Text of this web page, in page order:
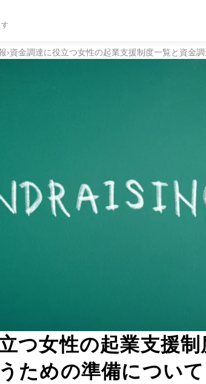
›資金調達に役立つ女性の起業支援制度一覧と資金
つ女性の起業支援制
ための準備について